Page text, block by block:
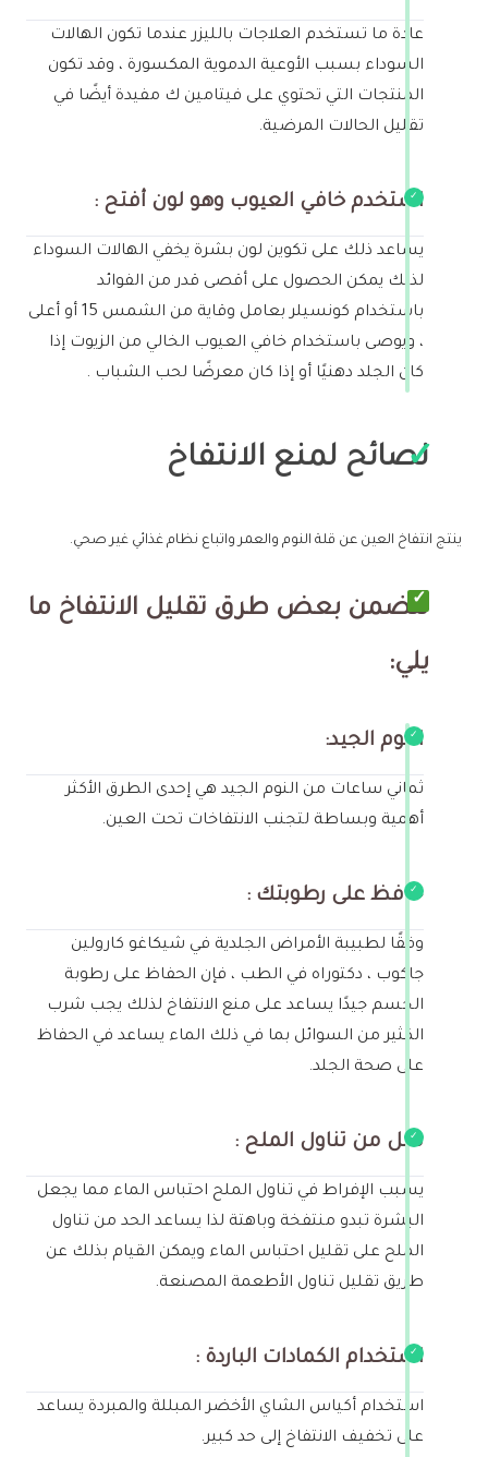
عادة ما تستخدم العلاجات بالليزر عندما تكون الهالات
السوداء بسبب الأوعية الدموية المكسورة ، وقد تكون
المنتجات التي تحتوي على فيتامين ك مفيدة أيضًا في
تقليل الحالات المرضية.
استخدم خافي العيوب وهو لون أفتح :
يساعد ذلك على تكوين لون بشرة يخفي الهالات السوداء
لذلك يمكن الحصول على أقصى قدر من الفوائد
باستخدام كونسيلر بعامل وقاية من الشمس 15 أو أعلى
، ويوصى باستخدام خافي العيوب الخالي من الزيوت إذا
كان الجلد دهنيًا أو إذا كان معرضًا لحب الشباب .
نصائح لمنع الانتفاخ
ينتج انتفاخ العين عن قلة النوم والعمر واتباع نظام غذائي غير صحي.
تتضمن بعض طرق تقليل الانتفاخ ما
يلي:
النوم الجيد:
ثماني ساعات من النوم الجيد هي إحدى الطرق الأكثر
أهمية وبساطة لتجنب الانتفاخات تحت العين.
حافظ على رطوبتك :
وفقًا لطبيبة الأمراض الجلدية في شيكاغو كارولين
جاكوب ، دكتوراه في الطب ، فإن الحفاظ على رطوبة
الجسم جيدًا يساعد على منع الانتفاخ لذلك يجب شرب
الكثير من السوائل بما في ذلك الماء يساعد في الحفاظ
على صحة الجلد.
قلل من تناول الملح :
يسبب الإفراط في تناول الملح احتباس الماء مما يجعل
البشرة تبدو منتفخة وباهتة لذا يساعد الحد من تناول
الملح على تقليل احتباس الماء ويمكن القيام بذلك عن
طريق تقليل تناول الأطعمة المصنعة.
استخدام الكمادات الباردة :
استخدام أكياس الشاي الأخضر المبللة والمبردة يساعد
على تخفيف الانتفاخ إلى حد كبير.